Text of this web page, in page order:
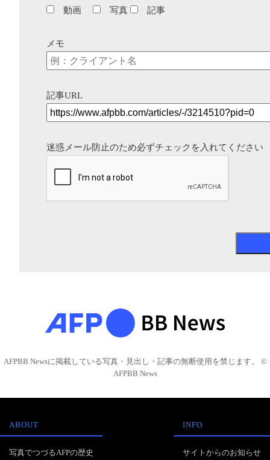
動画
写真 記事
メモ
記事URL
迷惑メール防止のため必ずチェックを入れてください
AFPBB Newsに掲載している写真・見出し・記事の無断使用を禁じます。 ©
AFPBB News
ABOUT
写真でつづるAFPの歴史
INFO
サイトからのお知らせ